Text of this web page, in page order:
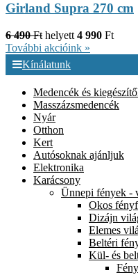
Girland Supra 270 cm
6 490 Ft helyett 4 990 Ft
További akcióink »
Kínálatunk
Medencék és
Masszázsmedencék
Nyár
Otthon
Kert
Autósoknak ajánljuk
Elektronika
Karácsony
Ünnepi fények -
Okos
Dizájn
Elemes
Beltéri
Kül- és